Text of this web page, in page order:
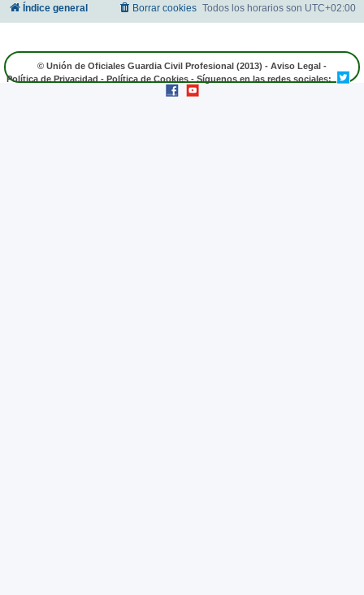
Índice general Todos los horarios son UTC+02:00
Borrar cookies
© Unión de Oficiales Guardia Civil Profesional (2013) - Aviso Legal -
Política de Privacidad - Política de Cookies - Síguenos en las redes sociales: